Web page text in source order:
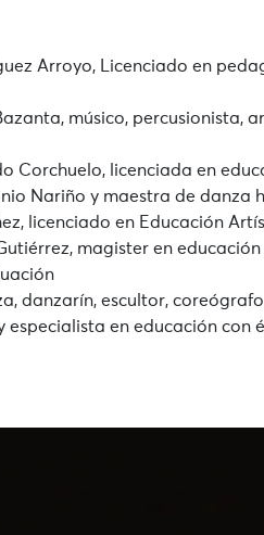
Arroyo, Licenciado en
músico, percusionista,
Corchuelo, licenciada en
Nariño y maestra de danza
licenciado en Educación
magister en
danzarín, escultor,
en educación con